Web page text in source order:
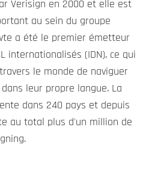
Verisign en 2000 et elle est
au sein du groupe
a été le premier émetteur
internationalisés (IDN), ce qui
le monde de naviguer
leur propre langue. La
dans 240 pays et depuis
au total plus d'un million de